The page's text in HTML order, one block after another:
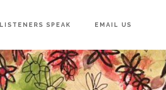
LISTENERS SPEAK EMAIL US